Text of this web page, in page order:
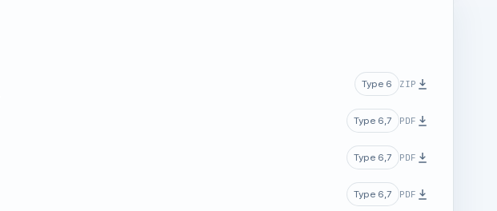
Type 6 ZIP
Type 6,7 PDF
Type 6,7 PDF
Type 6,7 PDF